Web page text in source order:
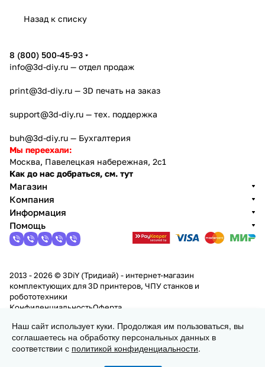
4
Creator
Назад к списку
Заказать
8 (800) 500-45-93
info@3d-diy.ru — отдел продаж
print@3d-diy.ru — 3D печать на заказ
support@3d-diy.ru — тех. поддержка
buh@3d-diy.ru — Бухгалтерия
Мы переехали:
Москва, Павелецкая набережная, 2с1
Как до нас добраться, см. тут
Магазин
Компания
Информация
Помощь
2013 - 2026 © 3DiY (Тридиай) - интернет-магазин
комплектующих для 3D принтеров, ЧПУ станков и
робототехники
КонфиденциальностьОферта
Наш сайт использует куки. Продолжая им пользоваться, вы
соглашаетесь на обработку персональных данных в
соответствии с политикой конфиденциальности.